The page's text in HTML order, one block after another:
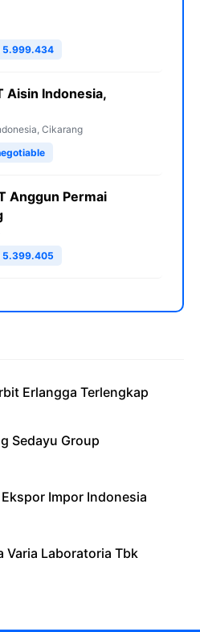
5.999.434
Aisin Indonesia,
Cikarang
Anggun Permai
5.399.405
Erlangga Terlengkap
Sedayu Group
Ekspor Impor Indonesia
Varia Laboratoria Tbk